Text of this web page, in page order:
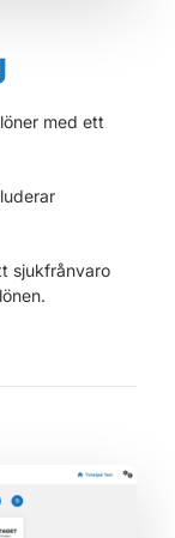
med ett
sjukfrånvaro